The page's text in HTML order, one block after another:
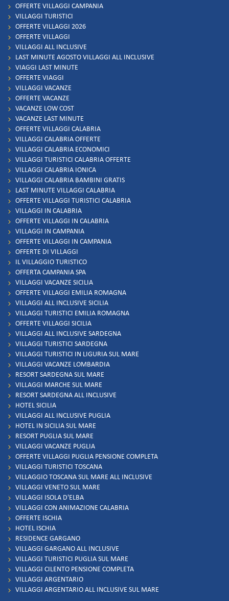
OFFERTE VILLAGGI CAMPANIA
VILLAGGI TURISTICI
OFFERTE VILLAGGI 2026
OFFERTE VILLAGGI
VILLAGGI ALL INCLUSIVE
LAST MINUTE AGOSTO VILLAGGI ALL INCLUSIVE
VIAGGI LAST MINUTE
OFFERTE VIAGGI
VILLAGGI VACANZE
OFFERTE VACANZE
VACANZE LOW COST
VACANZE LAST MINUTE
OFFERTE VILLAGGI CALABRIA
VILLAGGI CALABRIA OFFERTE
VILLAGGI CALABRIA ECONOMICI
VILLAGGI TURISTICI CALABRIA OFFERTE
VILLAGGI CALABRIA IONICA
VILLAGGI CALABRIA BAMBINI GRATIS
LAST MINUTE VILLAGGI CALABRIA
OFFERTE VILLAGGI TURISTICI CALABRIA
VILLAGGI IN CALABRIA
OFFERTE VILLAGGI IN CALABRIA
VILLAGGI IN CAMPANIA
OFFERTE VILLAGGI IN CAMPANIA
OFFERTE DI VILLAGGI
IL VILLAGGIO TURISTICO
OFFERTA CAMPANIA SPA
VILLAGGI VACANZE SICILIA
OFFERTE VILLAGGI EMILIA ROMAGNA
VILLAGGI ALL INCLUSIVE SICILIA
VILLAGGI TURISTICI EMILIA ROMAGNA
OFFERTE VILLAGGI SICILIA
VILLAGGI ALL INCLUSIVE SARDEGNA
VILLAGGI TURISTICI SARDEGNA
VILLAGGI TURISTICI IN LIGURIA SUL MARE
VILLAGGI VACANZE LOMBARDIA
RESORT SARDEGNA SUL MARE
VILLAGGI MARCHE SUL MARE
RESORT SARDEGNA ALL INCLUSIVE
HOTEL SICILIA
VILLAGGI ALL INCLUSIVE PUGLIA
HOTEL IN SICILIA SUL MARE
RESORT PUGLIA SUL MARE
VILLAGGI VACANZE PUGLIA
OFFERTE VILLAGGI PUGLIA PENSIONE COMPLETA
VILLAGGI TURISTICI TOSCANA
VILLAGGIO TOSCANA SUL MARE ALL INCLUSIVE
VILLAGGI VENETO SUL MARE
VILLAGGI ISOLA D'ELBA
VILLAGGI CON ANIMAZIONE CALABRIA
OFFERTE ISCHIA
HOTEL ISCHIA
RESIDENCE GARGANO
VILLAGGI GARGANO ALL INCLUSIVE
VILLAGGI TURISTICI PUGLIA SUL MARE
VILLAGGI CILENTO PENSIONE COMPLETA
VILLAGGI ARGENTARIO
VILLAGGI ARGENTARIO ALL INCLUSIVE SUL MARE